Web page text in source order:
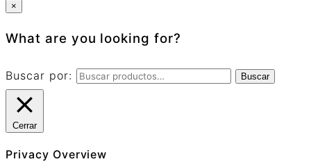
×
What are you looking for?
Buscar por: Buscar
Cerrar
Privacy Overview